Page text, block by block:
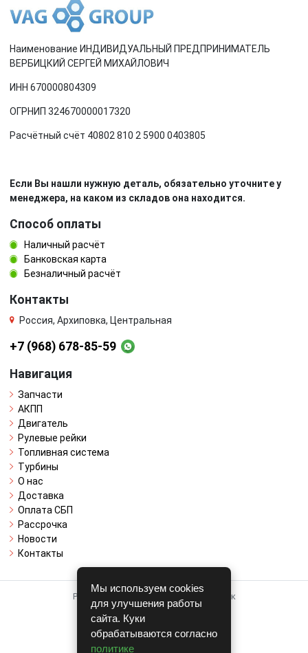
Наименование ИНДИВИДУАЛЬНЫЙ ПРЕДПРИНИМАТЕЛЬ
ВЕРБИЦКИЙ СЕРГЕЙ МИХАЙЛОВИЧ
ИНН 670000804309
ОГРНИП 324670000017320
Расчётный счёт 40802 810 2 5900 0403805
Если Вы нашли нужную деталь, обязательно уточните у
менеджера, на каком из складов она находится.
Способ оплаты
Наличный расчёт
Банковская карта
Безналичный расчёт
Контакты
Россия, Архиповка, Центральная
+7 (968) 678-85-59
Навигация
Запчасти
АКПП
Двигатель
Рулевые рейки
Топливная система
Турбины
О нас
Доставка
Оплата СБП
Рассрочка
Новости
Контакты
Работает на системе для авторазборок
CARRO.БИЗНЕС
Полная версия
Мы используем cookies
для улучшения работы
сайта. Куки
обрабатываются согласно
политике